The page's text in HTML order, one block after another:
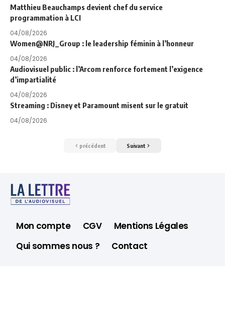
Matthieu Beauchamps devient chef du service
programmation à LCI
04/08/2026
Women@NRJ_Group : le leadership féminin à l’honneur
04/08/2026
Audiovisuel public : l’Arcom renforce fortement l’exigence
d’impartialité
04/08/2026
Streaming : Disney et Paramount misent sur le gratuit
04/08/2026
précédent Suivant
Mon compte CGV
Mentions Légales
Qui sommes nous ?
Contact